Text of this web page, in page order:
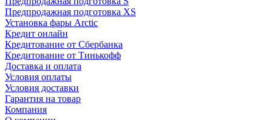
Предпродажная подготовка XS
Установка фары Arctic
Кредит онлайн
Кредитование от Сбербанка
Кредитование от Тинькофф
Доставка и оплата
Условия оплаты
Условия доставки
Гарантия на товар
Компания